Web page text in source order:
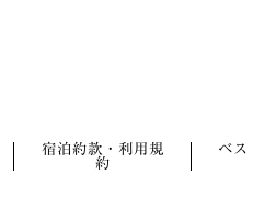
宿泊約款・利用規
約
ベス